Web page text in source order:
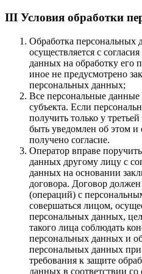
III Условия обработки
Обработка персональных
осуществляется с
данных на обработку его
иное не предусмотрено
персональных данных;
Все персональные данные
субъекта. Если
получить только у
быть уведомлен об этом
получено согласие.
Оператор вправе
данных другому лицу с
данных на основании
договора. Договор
(операций) с
совершаться лицом,
персональных данных,
такого лица соблюдать
персональных данных и
персональных данных при
требования к защите
данных в соответствии со